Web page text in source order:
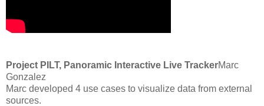
Project PILT, Panoramic Interactive Live TrackerMarc
Gonzalez
Marc developed 4 use cases to visualize data from external
sources.